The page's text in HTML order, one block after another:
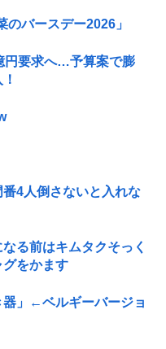
のバースデー2026」
円要求へ…予算案で膨
番4人倒さないと入れな
る前はキムタクそっく
グをかます
器」←ベルギーバージョ